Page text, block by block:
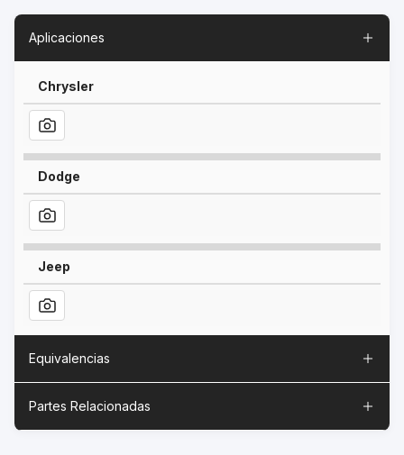
Aplicaciones
Chrysler
Dodge
Jeep
Equivalencias
Partes Relacionadas